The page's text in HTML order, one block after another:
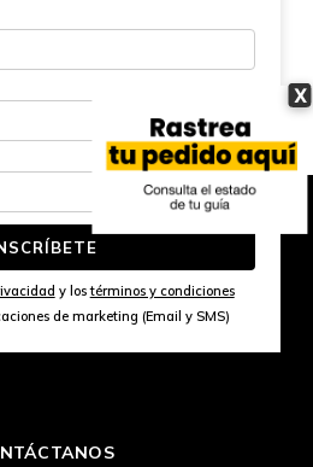
X
y lostérminos y condiciones
de marketing (Email y SMS)